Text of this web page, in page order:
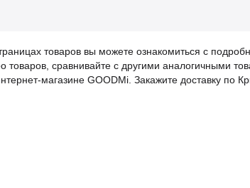
товаров вы можете ознакомиться с
сравнивайте с другими аналогичными
магазине GOODMi. Закажите доставку по